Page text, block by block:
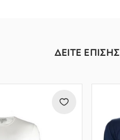
ΔΕΙΤΕ ΕΠΙΣΗΣ